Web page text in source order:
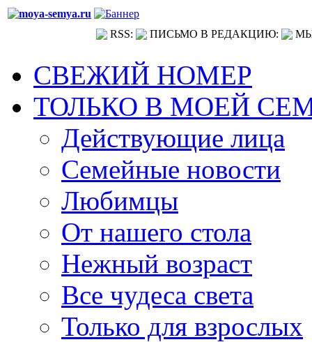
RSS: ПИСЬМО В РЕДАКЦИЮ:
СВЕЖИЙ НОМЕР
ТОЛЬКО В МОЕЙ
Действующие лица
Семейные новости
Любимцы
От нашего стола
Нежный возраст
Все чудеса света
Только для взрослых